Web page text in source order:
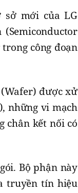
sở mới của LG
công đoạn
được xử
những vi mạch
chân kết nối có
Bộ phận này
truyền tín hiệu